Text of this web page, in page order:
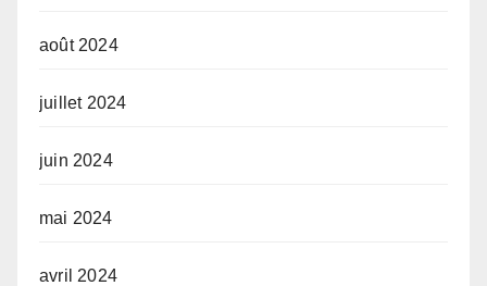
août 2024
juillet 2024
juin 2024
mai 2024
avril 2024